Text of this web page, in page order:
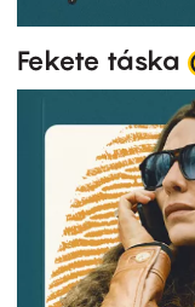
Fekete táska